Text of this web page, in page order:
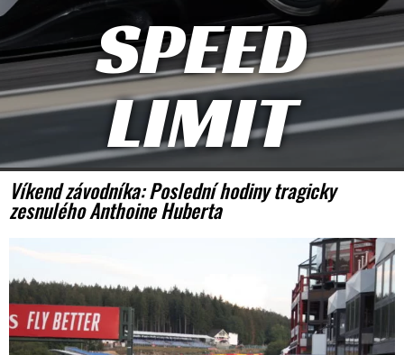
SPEED
LIMIT
Víkend závodníka: Poslední hodiny tragicky
zesnulého Anthoine Huberta